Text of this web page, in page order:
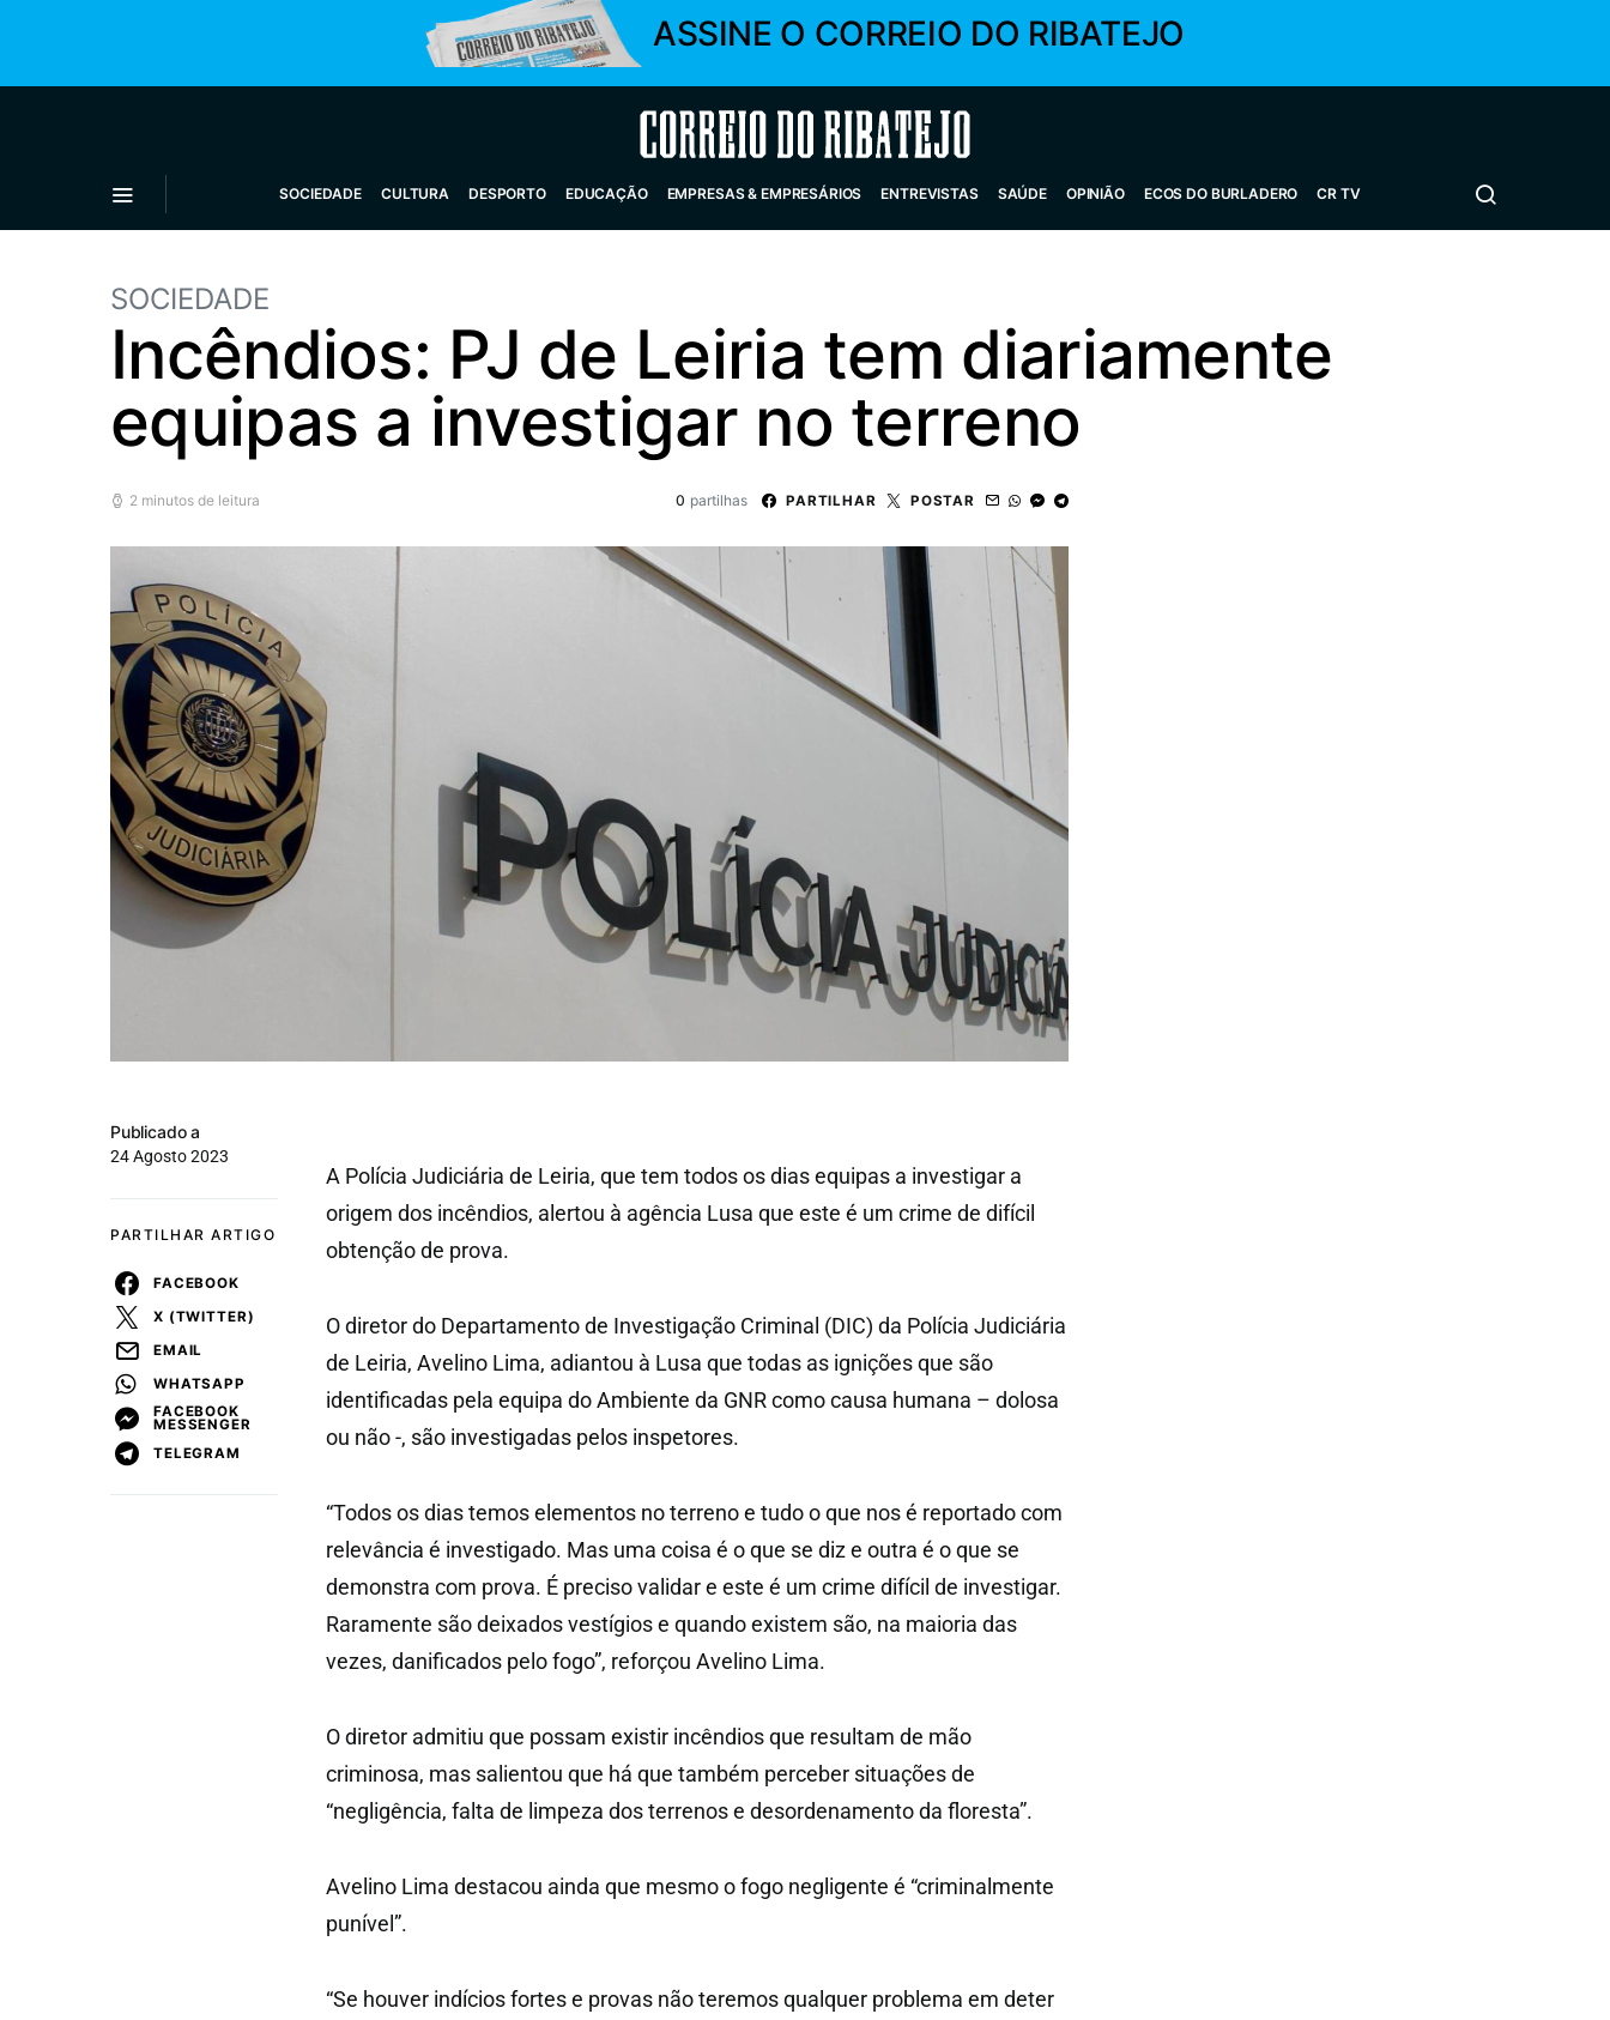
ASSINE O CORREIO DO RIBATEJO
Correio do Ribatejo
SOCIEDADE CULTURA DESPORTO EDUCAÇÃO EMPRESAS & EMPRESÁRIOS ENTREVISTAS SAÚDE OPINIÃO ECOS DO BURLADERO CR TV
SOCIEDADE
Incêndios: PJ de Leiria tem diariamente
equipas a investigar no terreno
2 minutos de leitura 0 partilhas PARTILHAR POSTAR
Publicado a
24 Agosto 2023
PARTILHAR ARTIGO
FACEBOOK
X (TWITTER)
EMAIL
WHATSAPP
FACEBOOK
MESSENGER
TELEGRAM
A Polícia Judiciária de Leiria, que tem todos os dias equipas a investigar a
origem dos incêndios, alertou à agência Lusa que este é um crime de difícil
obtenção de prova.
O diretor do Departamento de Investigação Criminal (DIC) da Polícia Judiciária
de Leiria, Avelino Lima, adiantou à Lusa que todas as ignições que são
identificadas pela equipa do Ambiente da GNR como causa humana – dolosa
ou não -, são investigadas pelos inspetores.
“Todos os dias temos elementos no terreno e tudo o que nos é reportado com
relevância é investigado. Mas uma coisa é o que se diz e outra é o que se
demonstra com prova. É preciso validar e este é um crime difícil de investigar.
Raramente são deixados vestígios e quando existem são, na maioria das
vezes, danificados pelo fogo”, reforçou Avelino Lima.
O diretor admitiu que possam existir incêndios que resultam de mão
criminosa, mas salientou que há que também perceber situações de
“negligência, falta de limpeza dos terrenos e desordenamento da floresta”.
Avelino Lima destacou ainda que mesmo o fogo negligente é “criminalmente
punível”.
“Se houver indícios fortes e provas não teremos qualquer problema em deter